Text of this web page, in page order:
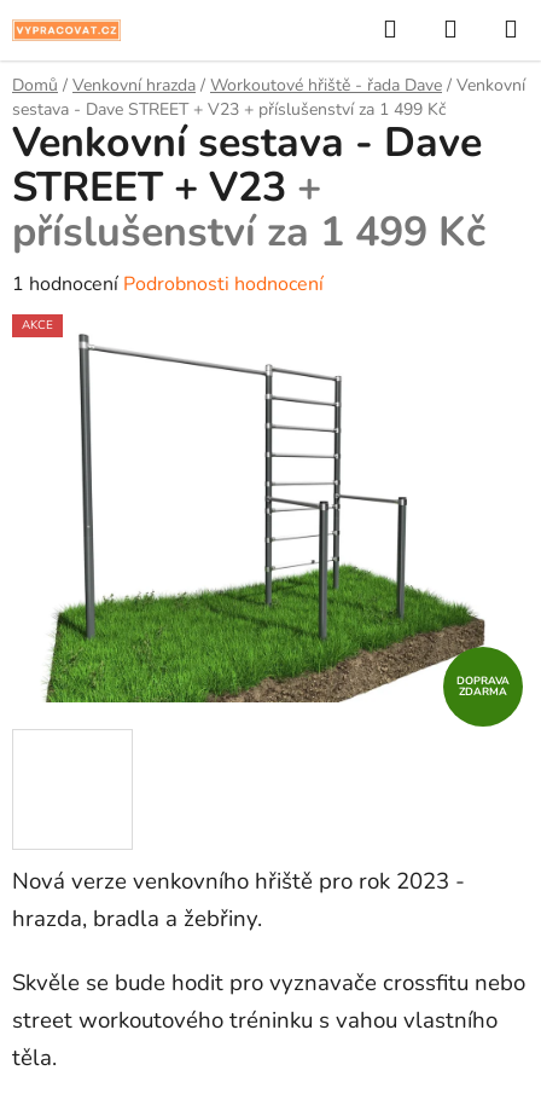
na
obsah
Hledat
KOŠÍK
Domů / Venkovní hrazda / Workoutové hřiště - řada Dave / Venkovní
sestava - Dave STREET + V23 + příslušenství za 1 499 Kč
Nová verze venkovního hřiště pro rok 2023 -
hrazda, bradla a žebřiny.
Skvěle se bude hodit pro vyznavače crossfitu nebo
street workoutového tréninku s vahou vlastního
těla.
Venkovní sestava - Dave
STREET + V23 +
příslušenství za 1 499 Kč
Průměrné
hodnocení
produktu
hvězdiček.
1 hodnocení Podrobnosti hodnocení
AKCE
DOPRAVA
ZDARMA